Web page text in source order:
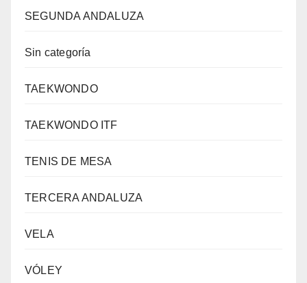
SEGUNDA ANDALUZA
Sin categoría
TAEKWONDO
TAEKWONDO ITF
TENIS DE MESA
TERCERA ANDALUZA
VELA
VÓLEY